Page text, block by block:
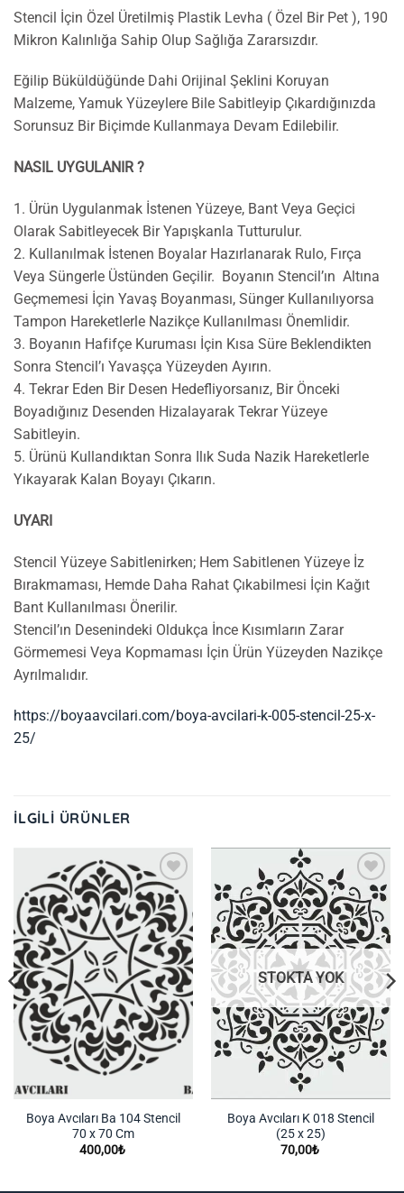
Stencil İçin Özel Üretilmiş Plastik Levha ( Özel Bir Pet ), 190
Mikron Kalınlığa Sahip Olup Sağlığa Zararsızdır.
Eğilip Büküldüğünde Dahi Orijinal Şeklini Koruyan
Malzeme, Yamuk Yüzeylere Bile Sabitleyip Çıkardığınızda
Sorunsuz Bir Biçimde Kullanmaya Devam Edilebilir.
NASIL UYGULANIR ?
1. Ürün Uygulanmak İstenen Yüzeye, Bant Veya Geçici
Olarak Sabitleyecek Bir Yapışkanla Tutturulur.
2. Kullanılmak İstenen Boyalar Hazırlanarak Rulo, Fırça
Veya Süngerle Üstünden Geçilir. Boyanın Stencil’ın Altına
Geçmemesi İçin Yavaş Boyanması, Sünger Kullanılıyorsa
Tampon Hareketlerle Nazikçe Kullanılması Önemlidir.
3. Boyanın Hafifçe Kuruması İçin Kısa Süre Beklendikten
Sonra Stencil’ı Yavaşça Yüzeyden Ayırın.
4. Tekrar Eden Bir Desen Hedefliyorsanız, Bir Önceki
Boyadığınız Desenden Hizalayarak Tekrar Yüzeye
Sabitleyin.
5. Ürünü Kullandıktan Sonra Ilık Suda Nazik Hareketlerle
Yıkayarak Kalan Boyayı Çıkarın.
UYARI
Stencil Yüzeye Sabitlenirken; Hem Sabitlenen Yüzeye İz
Bırakmaması, Hemde Daha Rahat Çıkabilmesi İçin Kağıt
Bant Kullanılması Önerilir.
Stencil’ın Desenindeki Oldukça İnce Kısımların Zarar
Görmemesi Veya Kopmaması İçin Ürün Yüzeyden Nazikçe
Ayrılmalıdır.
https://boyaavcilari.com/boya-avcilari-k-005-stencil-25-x-
25/
İLGILI ÜRÜNLER
İstek
Listeme
Ekle
Boya Avcıları Ba 104 Stencil
70 x 70 Cm
400,00₺
İstek
Listeme
Ekle
STOKTA YOK
Boya Avcıları K 018 Stencil
(25 x 25)
70,00₺